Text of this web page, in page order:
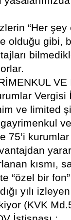
“Her
olduğu gibi,
Vergisi
ve limited
75’i
kısmı,
“özel bir
yılı
(KVK